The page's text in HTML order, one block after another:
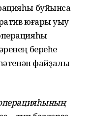
буйынса
юғары уҡыу
береһе
файҙалы